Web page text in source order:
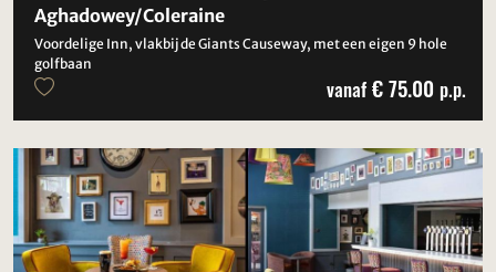
Aghadowey/Coleraine
Voordelige Inn, vlakbij de Giants Causeway, met een eigen 9 hole
golfbaan
vanaf € 75.00 p.p.